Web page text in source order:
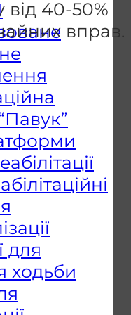
для
ходьби
від 40-50%
вправ.